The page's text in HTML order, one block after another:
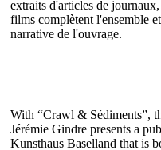
extraits d'articles de
films complètent l'ensemble
narrative de l'ouvrage.
With “Crawl & Sédiments”,
Jérémie Gindre presents a
Kunsthaus Baselland that is